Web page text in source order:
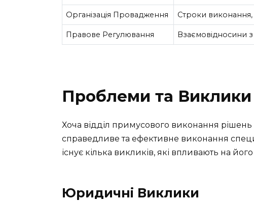
Організація Провадження Строки виконання,
Правове Регулювання Взаємовідносини
Проблеми та Виклики
Хоча відділ примусового виконання
справедливе та ефективне виконання
існує кілька викликів, які впливають на його
Юридичні Виклики